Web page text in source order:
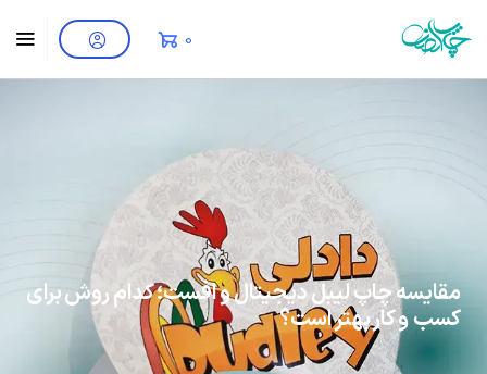
0
مقایسه چاپ لیبل دیجیتال و افست؛ کدام روش برای
کسب و کار بهتر است؟